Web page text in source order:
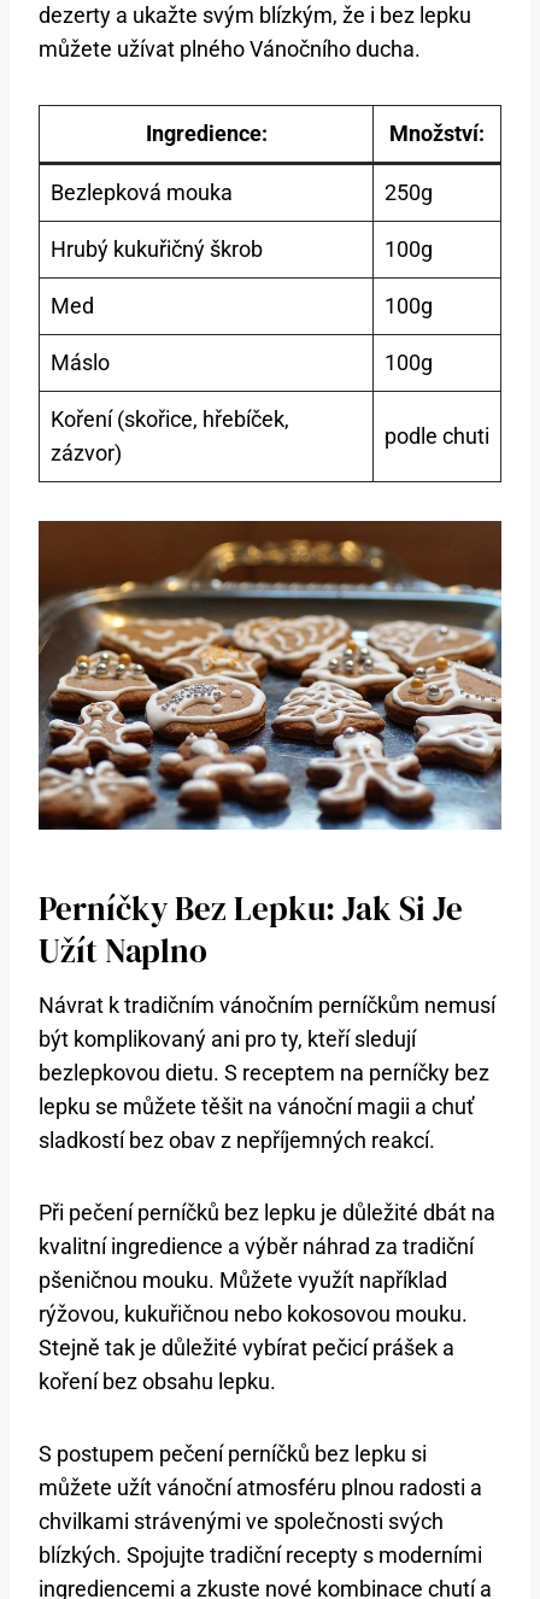
dezerty a ukažte svým blízkým, že i bez lepku
můžete užívat plného Vánočního ducha.
Ingredience: Množství:
Bezlepková mouka 250g
Hrubý kukuřičný škrob 100g
Med 100g
Máslo 100g
Koření (skořice, hřebíček,
zázvor)
podle chuti
Perníčky Bez Lepku: Jak Si Je
Užít Naplno
Návrat k tradičním vánočním perníčkům nemusí
být komplikovaný ani pro ty, kteří sledují
bezlepkovou dietu. S receptem na perníčky bez
lepku se můžete těšit na vánoční magii a chuť
sladkostí bez obav z nepříjemných reakcí.
Při pečení perníčků bez lepku je důležité dbát na
kvalitní ingredience a výběr náhrad za tradiční
pšeničnou mouku. Můžete využít například
rýžovou, kukuřičnou nebo kokosovou mouku.
Stejně tak je důležité vybírat pečicí prášek a
koření bez obsahu lepku.
S postupem pečení perníčků bez lepku si
můžete užít vánoční atmosféru plnou radosti a
chvilkami strávenými ve společnosti svých
blízkých. Spojujte tradiční recepty s moderními
ingrediencemi a zkuste nové kombinace chutí a